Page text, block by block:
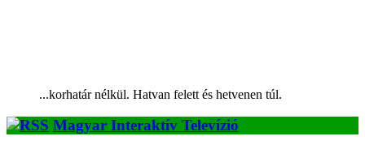
...korhatár nélkül. Hatvan felett és hetvenen túl.
Magyar Interaktív Televízió